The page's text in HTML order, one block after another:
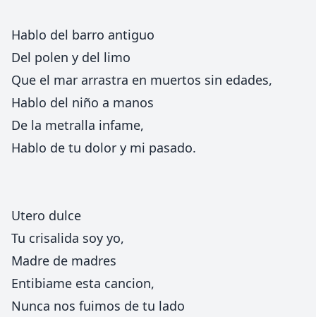
Hablo del barro antiguo
Del polen y del limo
Que el mar arrastra en muertos sin edades,
Hablo del niño a manos
De la metralla infame,
Hablo de tu dolor y mi pasado.
Utero dulce
Tu crisalida soy yo,
Madre de madres
Entibiame esta cancion,
Nunca nos fuimos de tu lado